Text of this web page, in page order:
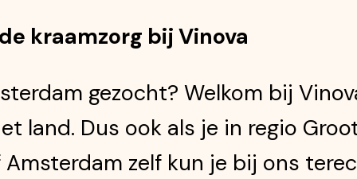
kraamzorg bij Vinova
gezocht? Welkom bij
land. Dus ook als je in regio
zelf kun je bij ons